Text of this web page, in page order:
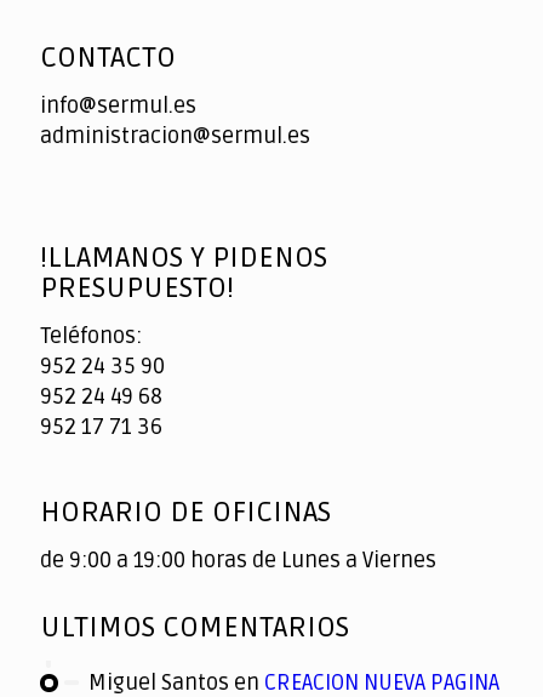
CONTACTO
info@sermul.es
administracion@sermul.es
!LLAMANOS Y PIDENOS
PRESUPUESTO!
Teléfonos:
952 24 35 90
952 24 49 68
952 17 71 36
HORARIO DE OFICINAS
de 9:00 a 19:00 horas de Lunes a Viernes
ULTIMOS COMENTARIOS
Miguel Santos en CREACION NUEVA PAGINA